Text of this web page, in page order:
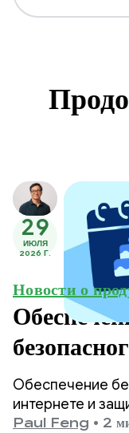
29
ИЮЛЯ
2026 Г.
Новости о
Обеспечение
интернете и
являются
Paul Feng • 2